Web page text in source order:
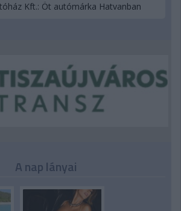
Kft.: Öt autómárka Hatvanban
A nap lányai